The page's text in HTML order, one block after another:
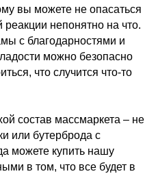
вы можете не опасаться
реакции непонятно на что.
с благодарностями и
можно безопасно
что случится что-то
состав массмаркета – не
или бутерброда с
можете купить нашу
в том, что все будет в